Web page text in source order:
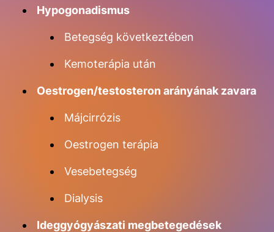
Hypogonadismus
Betegség következtében
Kemoterápia után
Oestrogen/testosteron arányának zavara
Májcirrózis
Oestrogen terápia
Vesebetegség
Dialysis
Ideggyógyászati megbetegedések